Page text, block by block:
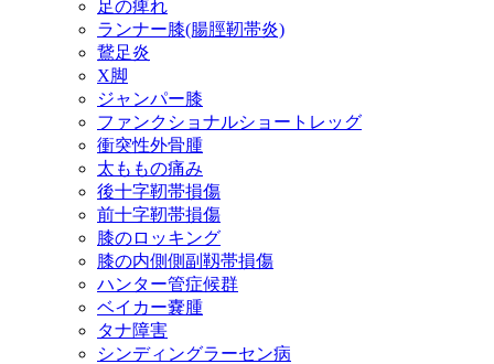
足の痺れ
ランナー膝(腸脛靭帯炎)
鵞足炎
X脚
ジャンパー膝
ファンクショナルショートレッグ
衝突性外骨腫
太ももの痛み
後十字靭帯損傷
前十字靭帯損傷
膝のロッキング
膝の内側側副靱帯損傷
ハンター管症候群
ベイカー嚢腫
タナ障害
シンディングラーセン病